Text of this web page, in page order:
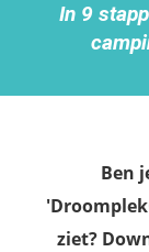
In 9
Ben
ziet?